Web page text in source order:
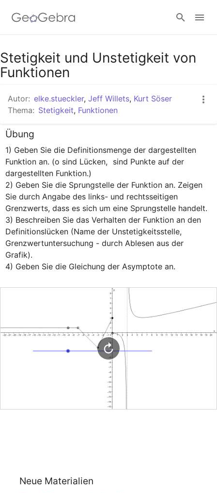
Google Classroom
Stetigkeit und Unstetigkeit von
Funktionen
Autor: elke.stueckler, Jeff Willets, Kurt Söser
Thema: Stetigkeit, Funktionen
Übung
1) Geben Sie die Definitionsmenge der dargestellten
Funktion an. (o sind Lücken,
sind Punkte auf der
dargestellten Funktion.)
2) Geben Sie die Sprungstelle der Funktion an. Zeigen
Sie durch Angabe des links- und rechtsseitigen
Grenzwerts, dass es sich um eine Sprungstelle handelt.
3) Beschreiben Sie das Verhalten der Funktion an den
Definitionslücken (Name der Unstetigkeitsstelle,
Grenzwertuntersuchung - durch Ablesen aus der
Grafik).
4) Geben Sie die Gleichung der Asymptote an.
Neue Materialien